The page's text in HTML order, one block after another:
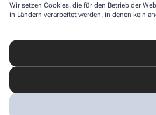
Wir setzen Cookies, die für den Betrieb der
in Ländern verarbeitet werden, in denen kein